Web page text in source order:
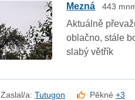
Mezná 443
Aktuálně
oblačno, stále
slabý větřík
Zaslal/a:Tutugon Pěkné+3